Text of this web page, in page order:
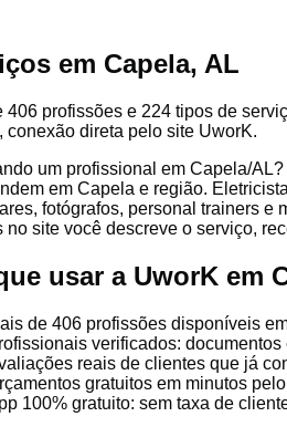
em Capela, AL
406 profissões e 224 tipos de
conexão direta pelo site UworK.
um profissional em Capela/
em Capela e região.
fotógrafos, personal trainers
no site você descreve o serviço,
usar a UworK em
de 406 profissões disponíveis
verificados:
reais de clientes que já
gratuitos em minutos
100% gratuito: sem taxa de